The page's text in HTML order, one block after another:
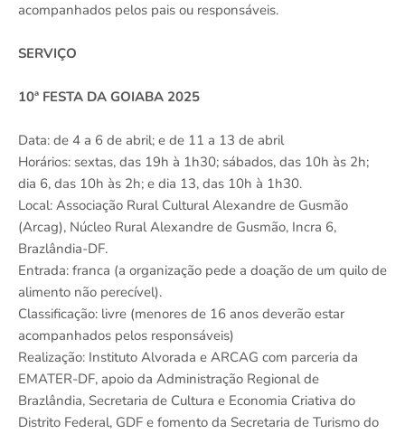
acompanhados pelos pais ou responsáveis.
SERVIÇO
10ª FESTA DA GOIABA 2025
Data: de 4 a 6 de abril; e de 11 a 13 de abril
Horários: sextas, das 19h à 1h30; sábados, das 10h às 2h;
dia 6, das 10h às 2h; e dia 13, das 10h à 1h30.
Local: Associação Rural Cultural Alexandre de Gusmão
(Arcag), Núcleo Rural Alexandre de Gusmão, Incra 6,
Brazlândia-DF.
Entrada: franca (a organização pede a doação de um quilo de
alimento não perecível).
Classificação: livre (menores de 16 anos deverão estar
acompanhados pelos responsáveis)
Realização: Instituto Alvorada e ARCAG com parceria da
EMATER-DF, apoio da Administração Regional de
Brazlândia, Secretaria de Cultura e Economia Criativa do
Distrito Federal, GDF e fomento da Secretaria de Turismo do